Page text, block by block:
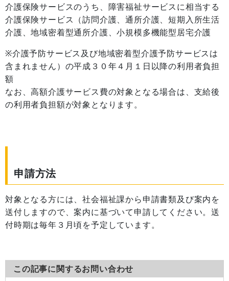
介護保険サービスのうち、障害福祉サービスに相当する
介護保険サービス（訪問介護、通所介護、短期入所生活
介護、地域密着型通所介護、小規模多機能型居宅介護
※介護予防サービス及び地域密着型介護予防サービスは
含まれません）の平成３０年４月１日以降の利用者負担
額
なお、高額介護サービス費の対象となる場合は、支給後
の利用者負担額が対象となります。
申請方法
対象となる方には、社会福祉課から申請書類及び案内を
送付しますので、案内に基づいて申請してください。送
付時期は毎年３月頃を予定しています。
この記事に関するお問い合わせ